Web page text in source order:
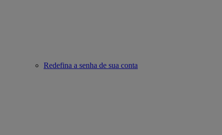
Redefina a senha de sua conta